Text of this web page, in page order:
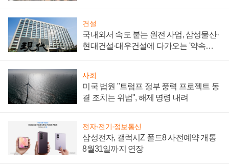
건설
국내외서 속도 붙는 원전 사업, 삼성물산·
현대건설·대우건설에 다가오는 '약속의
사회
미국 법원 "트럼프 정부 풍력 프로젝트 동
결 조치는 위법", 해제 명령 내려
전자·전기·정보통신
삼성전자, 갤럭시Z 폴드8 사전예약 개통
8월31일까지 연장